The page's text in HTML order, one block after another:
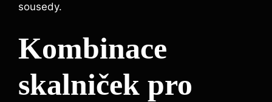
sousedy.
Kombinace
skalniček pro